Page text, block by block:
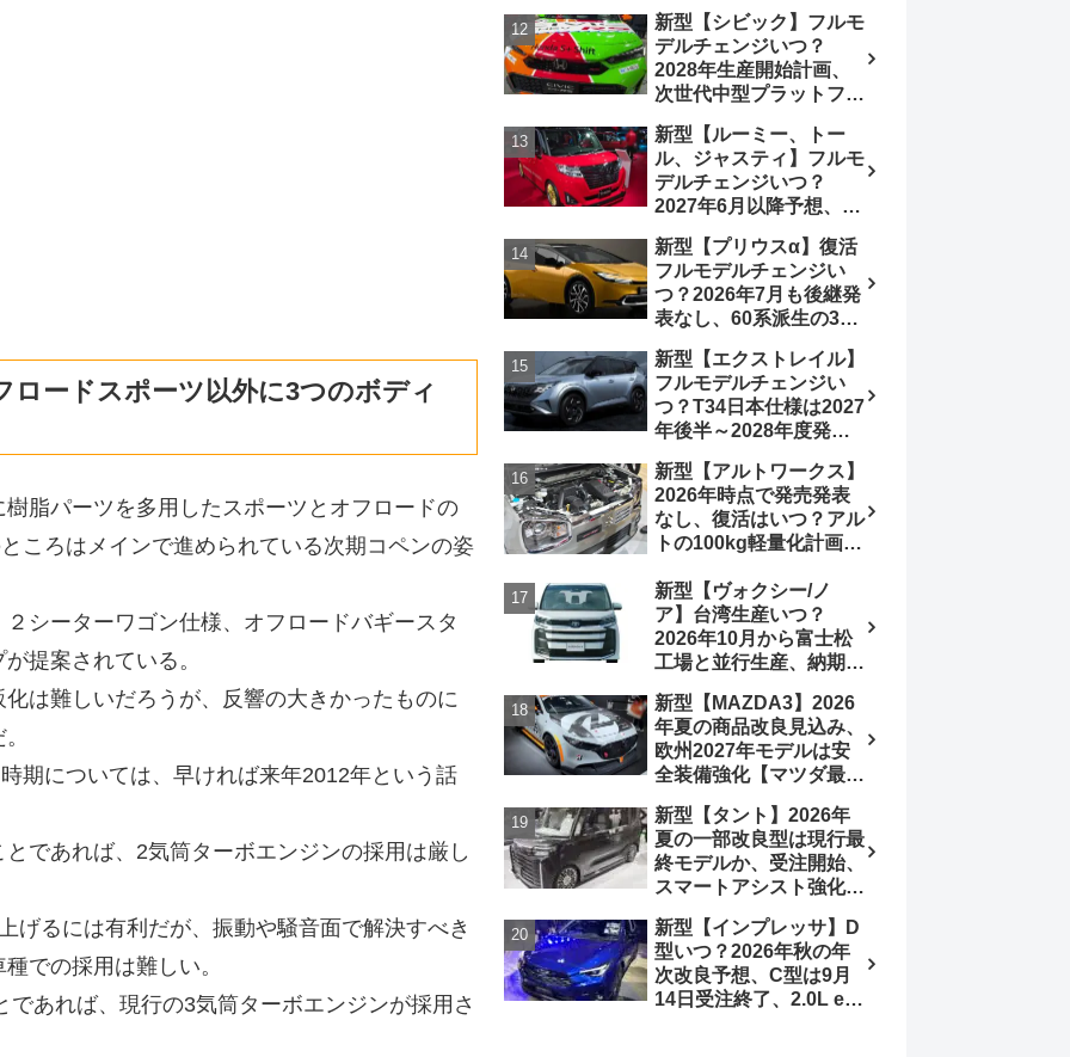
ロードスポーツ以外に3つのボディ
脂パーツを多用したスポーツとオフロードの
ころはメインで進められている次期コペンの姿
シーターワゴン仕様、オフロードバギースタ
提案されている。
は難しいだろうが、反響の大きかったものに
期については、早ければ来年2012年という話
であれば、2気筒ターボエンジンの採用は厳し
げるには有利だが、振動や騒音面で解決すべき
での採用は難しい。
あれば、現行の3気筒ターボエンジンが採用さ
上げ約8～10万円、法規
対応、ハイブリッド
4WD追加まだ、フルモ
デルチェンジはトヨタが
介入か
いつ？フルモデルチェン
ジは2029年頃まで遅れ
る予想
新型【シビック】フルモ
デルチェンジいつ？
2028年生産開始計画、
次世代中型プラットフォ
搭載予想【ホンダ最新情
報】Honda S+ Shiftは現
行e:HEV RS 消費税込
4,659,600円で先行導入
新型【ルーミー、トー
ル、ジャスティ】フルモ
デルチェンジいつ？
2027年6月以降予想、ビ
う無い？【トヨタ最新情
報】1.2Lハイブリッド追
加は次期型に期待
新型【プリウスα】復活
フルモデルチェンジい
つ？2026年7月も後継発
表なし、60系派生の3列
発売される可能性は【ト
ヨタ最新情報デザイン予
想画像】スライドドア装
備の要望も
新型【エクストレイル】
フルモデルチェンジい
つ？T34日本仕様は2027
年後半～2028年度発売
米ローグe-POWERは
2026年後半投入へ
新型【アルトワークス】
2026年時点で発売発表
なし、復活はいつ？アル
トの100kg軽量化計画は
処、5MTターボとアルト
スピリットに期待【スズ
キ最新情報】
新型【ヴォクシー/ノ
ア】台湾生産いつ？
2026年10月から富士松
工場と並行生産、納期短
2026年5月6日マイナー
チェンジ、価格 NOAH
326万1500円、VOXY
375万1000円、特別仕様
車 WxBと煌の追加に期
待、S-Zに12.3インチメ
ーター
新型【MAZDA3】2026
年夏の商品改良見込み、
欧州2027年モデルは安
全装備強化【マツダ最新
ジは2028年以降予想
新型【タント】2026年
夏の一部改良型は現行最
終モデルか、受注開始、
スマートアシスト強化と
フルモデルチェンジ予想
【ダイハツ最新情報】
新型【インプレッサ】D
型いつ？2026年秋の年
次改良予想、C型は9月
14日受注終了、2.0L e-